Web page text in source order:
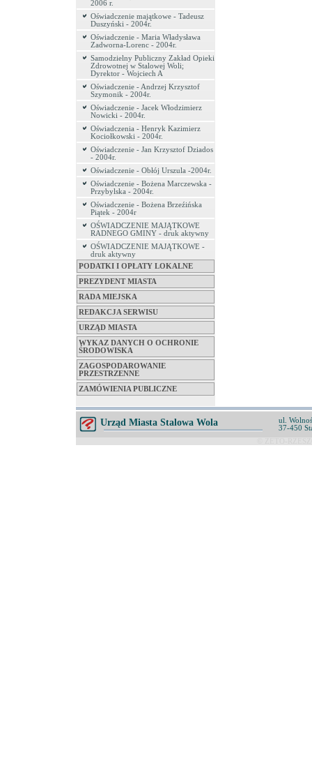
2006 r.
Oświadczenie majątkowe - Tadeusz
Duszyński - 2004r.
Oświadczenie - Maria Władysława
Zadworna-Lorenc - 2004r.
Samodzielny Publiczny Zakład Opieki
Zdrowotnej w Stalowej Woli;
Dyrektor - Wojciech A
Oświadczenie - Andrzej Krzysztof
Szymonik - 2004r.
Oświadczenie - Jacek Włodzimierz
Nowicki - 2004r.
Oświadczenia - Henryk Kazimierz
Kociołkowski - 2004r.
Oświadczenie - Jan Krzysztof Dziados
- 2004r.
Oświadczenie - Obłój Urszula -2004r.
Oświadczenie - Bożena Marczewska -
Przybylska - 2004r.
Oświadczenie - Bożena Brzeźińska
Piątek - 2004r
OŚWIADCZENIE MAJĄTKOWE
RADNEGO GMINY - druk aktywny
OŚWIADCZENIE MAJĄTKOWE -
druk aktywny
PODATKI I OPŁATY LOKALNE
PREZYDENT MIASTA
RADA MIEJSKA
REDAKCJA SERWISU
URZĄD MIASTA
WYKAZ DANYCH O OCHRONIE
ŚRODOWISKA
ZAGOSPODAROWANIE
PRZESTRZENNE
ZAMÓWIENIA PUBLICZNE
Urząd Miasta Stalowa Wola
ul.
37-450